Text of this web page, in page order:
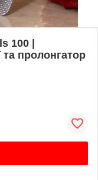
100 |
та пролонгатор